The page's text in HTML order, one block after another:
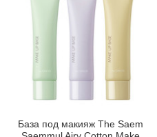
База под макияж The Saem